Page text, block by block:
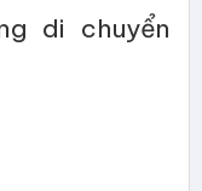
di chuyển